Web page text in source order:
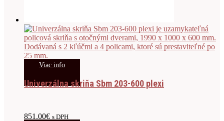
Viac info
Univerzálna skriňa Sbm 203-600 plexi
851.00€ s DPH